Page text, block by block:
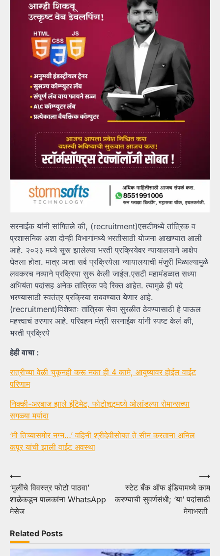
सरनाईक यांनी सांगितले की, (recruitment)एसटीमध्ये तांत्रिक व
प्रशासनिक अशा दोन्ही विभागांमध्ये भरतीसाठी योजना आखण्यात आली
आहे. २०२३ मध्ये सुरू झालेल्या भरती प्रक्रियेवर न्यायालयाने आक्षेप
घेतला होता. मात्र आता सर्व प्रक्रियेला न्यायालयाची मंजुरी मिळाल्यामुळे
लवकरच नव्याने प्रक्रिया सुरू केली जाईल.एसटी महामंडळात सध्या
अभियंता पदांसह अनेक तांत्रिक पदे रिक्त आहेत. त्यामुळे ही पदे
भरण्यासाठी स्वतंत्र प्रक्रिया राबवण्यात येणार आहे.
(recruitment)विशेषतः तांत्रिक सेवा सुरळीत ठेवण्यासाठी हे पाऊल
महत्त्वाचं ठरणार आहे. परिवहन मंत्री सरनाईक यांनी स्पष्ट केलं की,
भरती प्रक्रिये
हेही वाचा :
रात्रीच्या वेळी चुकूनही करू नका ही 4 कामे, आयुष्यावर होईल वाईट
परिणाम
निक्की-अरबाज झाले इंटिमेट, फोटोशूटमध्ये ओलांडल्या रोमान्सच्या
सगळ्या मर्यादा
‘मी तिच्यासमोर नग्न…’ वहिनी श्रीदेवीसोबत ते सीन करताना अनिल
कपूर यांची झाली वाईट अवस्था
Post
navigation
⟵
‘मुलींचे विवस्त्र फोटो पाठवा’
शाळेकडून पालकांना WhatsApp
मेसेज
स्टेट बँक ऑफ इंडियामध्ये काम
करण्याची सुवर्णसंधी; ‘या’ पदांसाठी
मेगाभरती
⟶
Related Posts